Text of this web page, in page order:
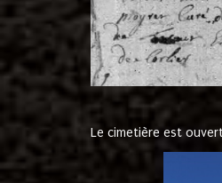
Le cimetière est